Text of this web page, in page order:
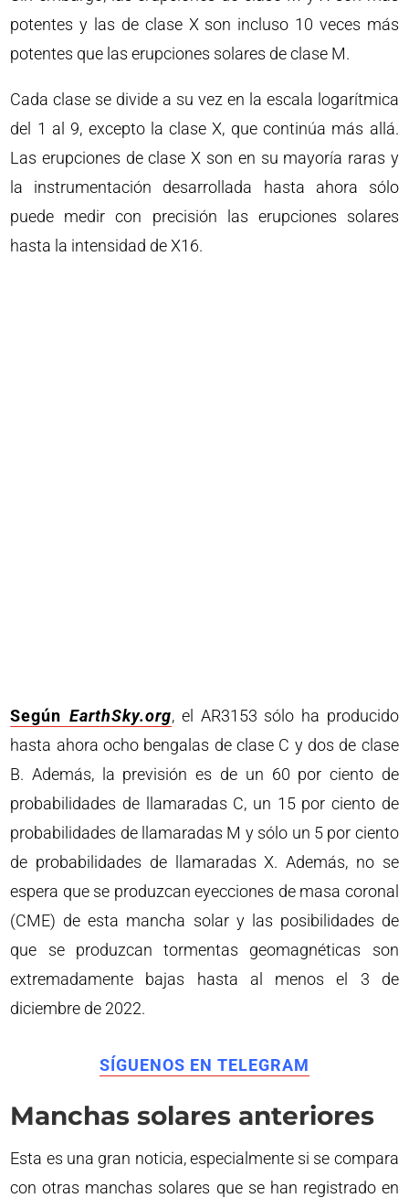
potentes y las de clase X son incluso 10 veces más
potentes que las erupciones solares de clase M.
Cada clase se divide a su vez en la escala logarítmica
del 1 al 9, excepto la clase X, que continúa más allá.
Las erupciones de clase X son en su mayoría raras y
la instrumentación desarrollada hasta ahora sólo
puede medir con precisión las erupciones solares
hasta la intensidad de X16.
Según EarthSky.org, el AR3153 sólo ha producido
hasta ahora ocho bengalas de clase C y dos de clase
B. Además, la previsión es de un 60 por ciento de
probabilidades de llamaradas C, un 15 por ciento de
probabilidades de llamaradas M y sólo un 5 por ciento
de probabilidades de llamaradas X. Además, no se
espera que se produzcan eyecciones de masa coronal
(CME) de esta mancha solar y las posibilidades de
que se produzcan tormentas geomagnéticas son
extremadamente bajas hasta al menos el 3 de
diciembre de 2022.
SÍGUENOS EN TELEGRAM
Manchas solares anteriores
Esta es una gran noticia, especialmente si se compara
con otras manchas solares que se han registrado en